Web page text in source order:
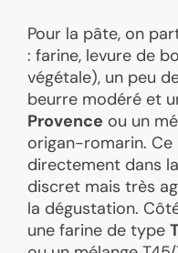
Pour la pâte, on
: farine, levure de
végétale), un peu
beurre modéré et
Provence ou un
origan-romarin. Ce
directement dans
discret mais très
la dégustation.
une farine de type